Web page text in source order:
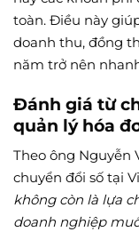
toàn. Điều này
doanh thu, đồng
năm trở nên
Đánh giá từ
quản lý hóa
Theo ông Nguyễn
chuyển đổi số tại
không còn là lựa
doanh nghiệp